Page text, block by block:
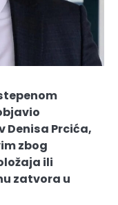
Denisa Prcića,
zbog
ili
zatvora u